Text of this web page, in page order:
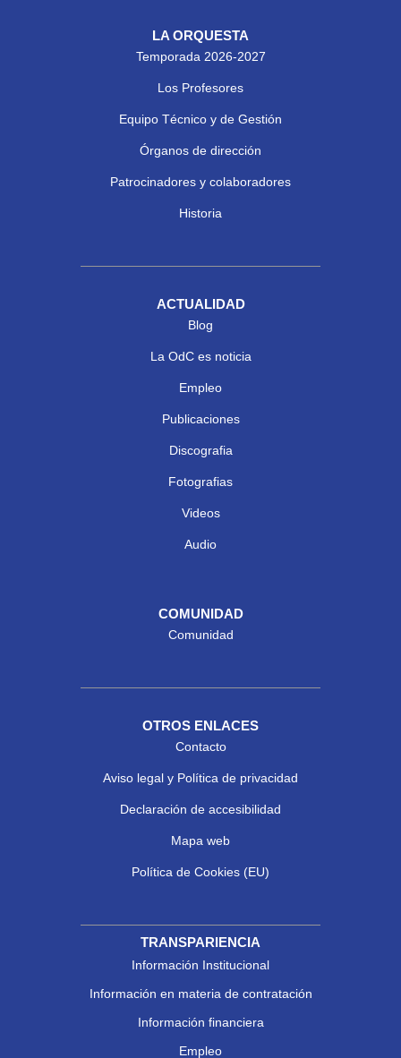
LA ORQUESTA
Temporada 2026-2027
Los Profesores
Equipo Técnico y de Gestión
Órganos de dirección
Patrocinadores y colaboradores
Historia
ACTUALIDAD
Blog
La OdC es noticia
Empleo
Publicaciones
Discografia
Fotografias
Videos
Audio
COMUNIDAD
Comunidad
OTROS ENLACES
Contacto
Aviso legal y Política de privacidad
Declaración de accesibilidad
Mapa web
Política de Cookies (EU)
TRANSPARIENCIA
Información Institucional
Información en materia de contratación
Información financiera
Empleo